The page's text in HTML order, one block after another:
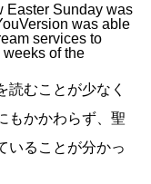
Easter Sunday was
was able
services to
of the
読むことが少なく
もかかわらず、聖
いることが分かっ